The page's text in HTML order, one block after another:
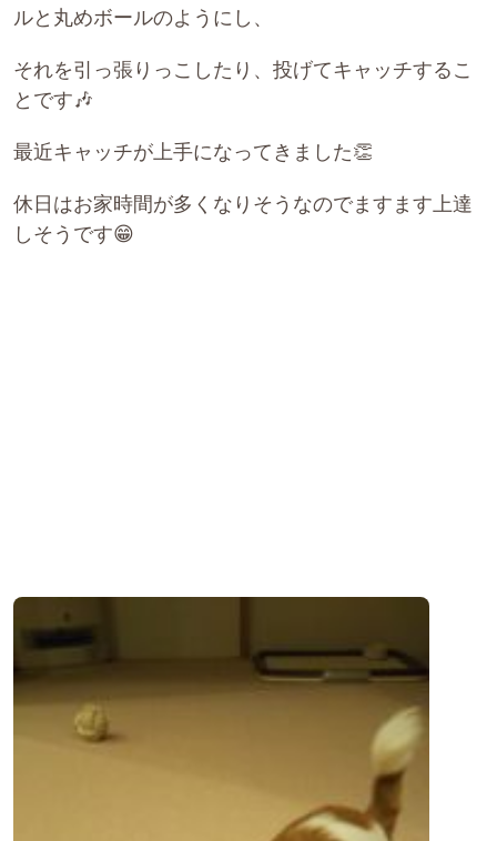
ルと丸めボールのようにし、
それを引っ張りっこしたり、投げてキャッチするこ
とです🎶
最近キャッチが上手になってきました👏
休日はお家時間が多くなりそうなのでますます上達
しそうです😁